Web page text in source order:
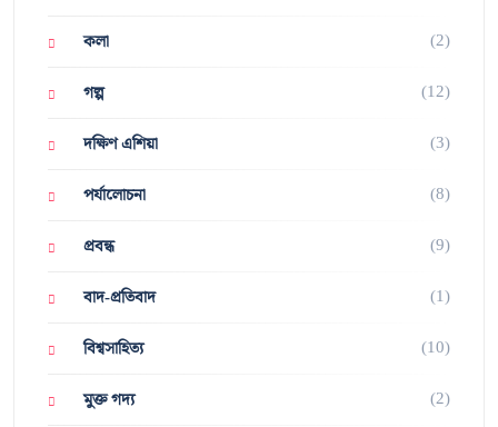
কলা (2)
গল্প (12)
দক্ষিণ এশিয়া (3)
পর্যালোচনা (8)
প্রবন্ধ (9)
বাদ-প্রতিবাদ (1)
বিশ্বসাহিত্য (10)
মুক্ত গদ্য (2)